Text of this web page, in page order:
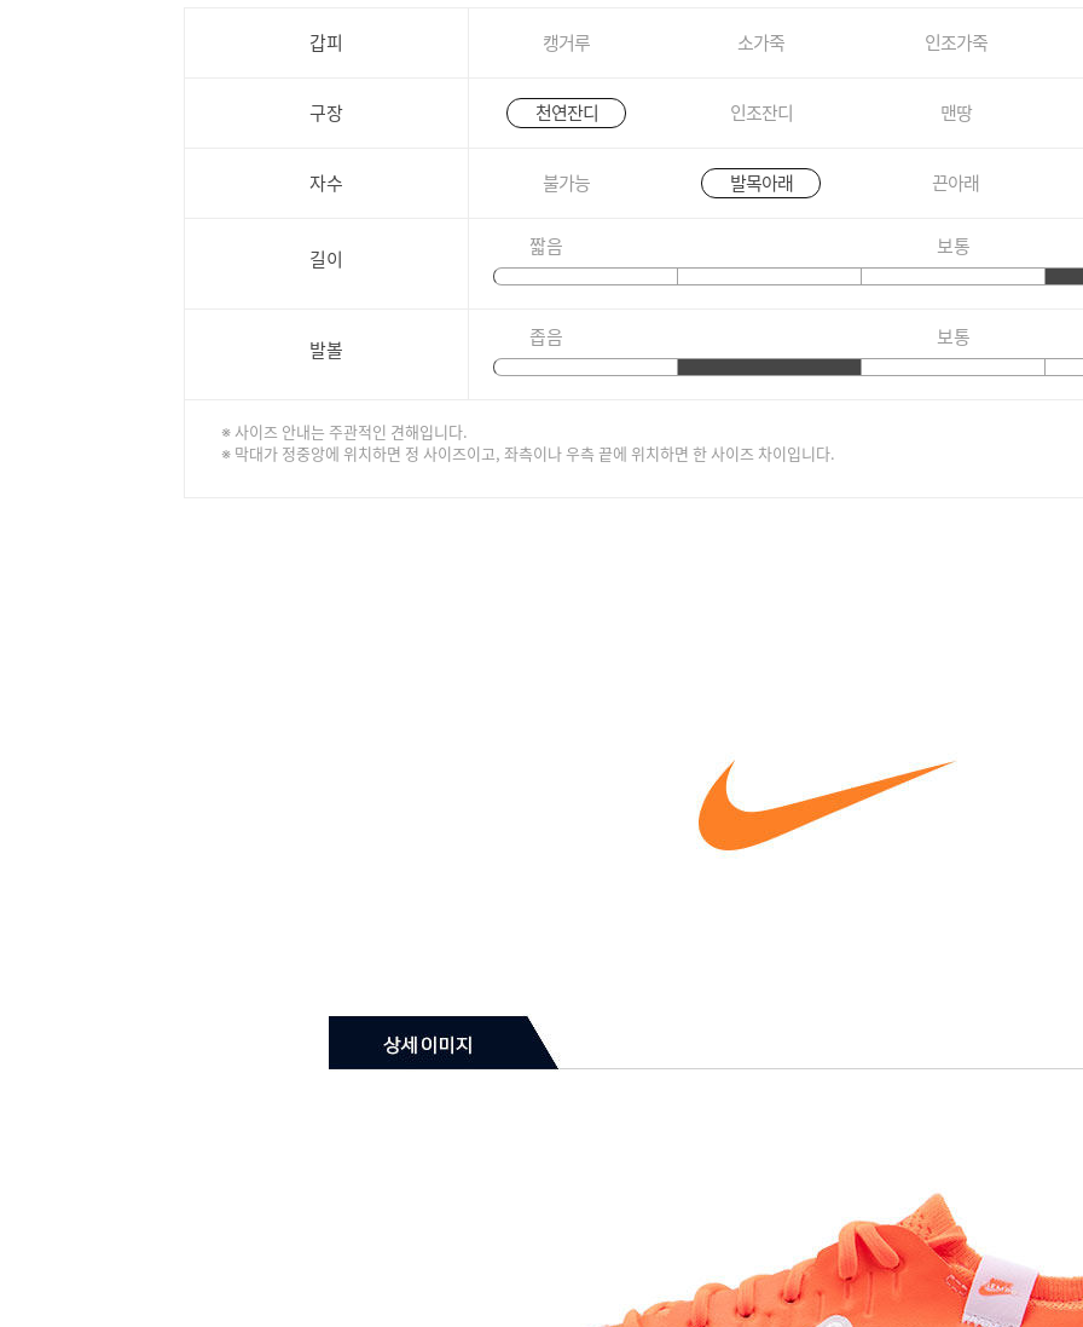
갑피 캥거루 소가죽 인조가죽
구장 천연잔디 인조잔디 맨땅
자수 불가능 발목아래 끈아래
길이 짧음 보통
발볼 좁음 보통
※ 사이즈 안내는 주관적인 견해입니다.
※ 막대가 정중앙에 위치하면 정 사이즈이고, 좌측이나 우측 끝에 위치하면 한 사이즈 차이입니다.